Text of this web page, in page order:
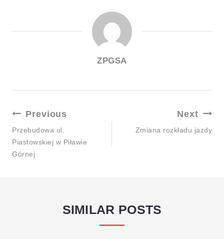
ZPGSA
Previous
Przebudowa ul.
Piastowskiej w Piławie
Górnej
Next
Zmiana rozkładu jazdy
SIMILAR POSTS